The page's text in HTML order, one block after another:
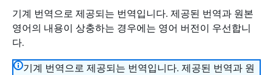
기계 번역으로 제공되는 번역입니다. 제공된 번역과 원본
영어의 내용이 상충하는 경우에는 영어 버전이 우선합니
다.
기계 번역으로 제공되는 번역입니다. 제공된 번역과 원